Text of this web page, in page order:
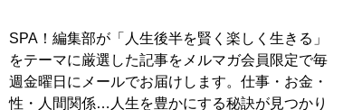
い。X（旧Twitter）：@fujikawaHaruka
記事一覧へ
SPA！編集部が「人生後半を賢く楽しく生きる」
をテーマに厳選した記事をメルマガ会員限定で毎
週金曜日にメールでお届けします。仕事・お金・
性・人間関係…人生を豊かにする秘訣が見つかり